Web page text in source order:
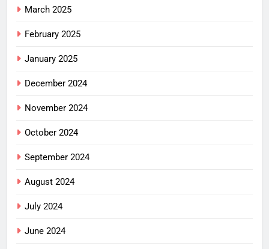
March 2025
February 2025
January 2025
December 2024
November 2024
October 2024
September 2024
August 2024
July 2024
June 2024